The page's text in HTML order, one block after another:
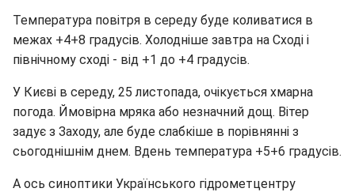
Температура повітря в середу буде коливатися в
межах +4+8 градусів. Холодніше завтра на Сході і
північному сході - від +1 до +4 градусів.
У Києві в середу, 25 листопада, очікується хмарна
погода. Ймовірна мряка або незначний дощ. Вітер
задує з Заходу, але буде слабкіше в порівнянні з
сьогоднішнім днем. Вдень температура +5+6 градусів.
А ось синоптики Українського гідрометцентру